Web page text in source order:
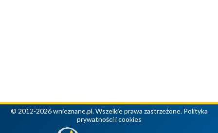
© 2012-2026 wnieznane.pl. Wszelkie prawa zastrzeżone. Polityka
prywatności i cookies